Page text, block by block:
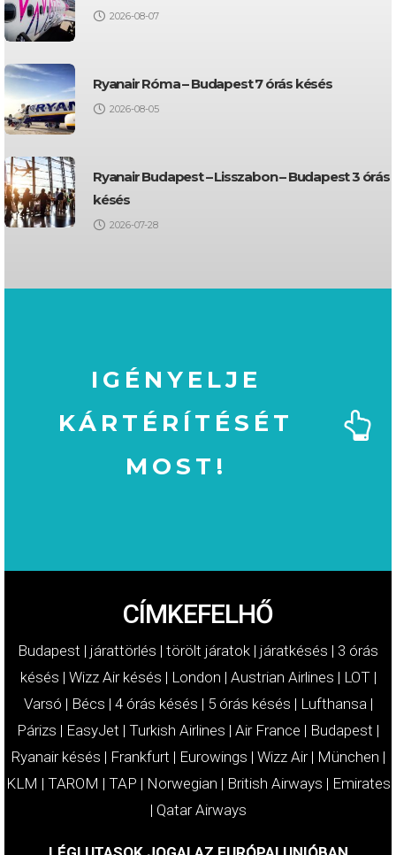
2026-08-07
Ryanair Róma – Budapest 7 órás késés
2026-08-05
Ryanair Budapest – Lisszabon – Budapest 3 órás
késés
2026-07-28
IGÉNYELJE
KÁRTÉRÍTÉSÉT
MOST!
CÍMKEFELHŐ
Budapest | járattörlés | törölt járatok | járatkésés | 3 órás
késés | Wizz Air késés | London | Austrian Airlines | LOT|
Varsó | Bécs | 4 órás késés | 5 órás késés | Lufthansa |
Párizs | EasyJet | Turkish Airlines | Air France | Budapest |
Ryanair késés | Frankfurt | Eurowings | Wizz Air| München |
KLM | TAROM | TAP | Norwegian | British Airways | Emirates
| Qatar Airways